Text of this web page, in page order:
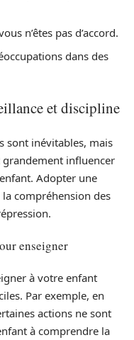
n’êtes pas d’accord.
dans des
et discipline
sont inévitables, mais
influencer
Adopter une
compréhension des
enseigner
à votre enfant
Par exemple, en
actions ne sont
à comprendre la